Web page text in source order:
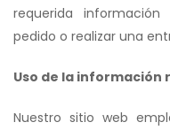
requerida
pedido o realizar una
Uso de la información
Nuestro sitio web